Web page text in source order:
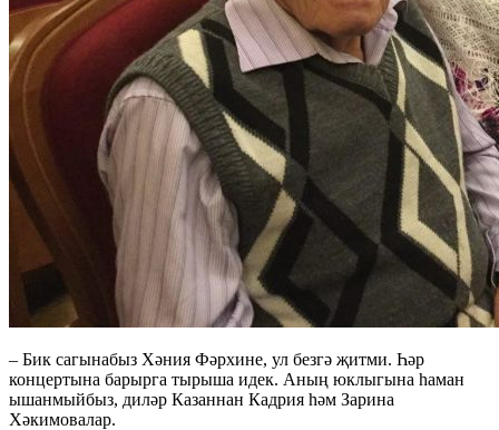
– Бик сагынабыз Хәния Фәрхине, ул безгә җитми. Һәр
концертына барырга тырыша идек. Аның юклыгына һаман
ышанмыйбыз, диләр Казаннан Кадрия һәм Зарина
Хәкимовалар.